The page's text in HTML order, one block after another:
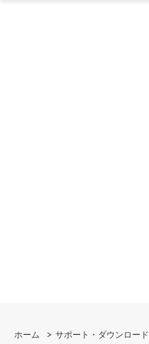
ホーム サポート・ダウンロード